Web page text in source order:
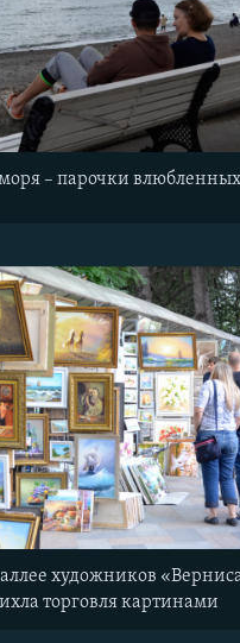
– парочки влюбленных
художников
торговля картинами